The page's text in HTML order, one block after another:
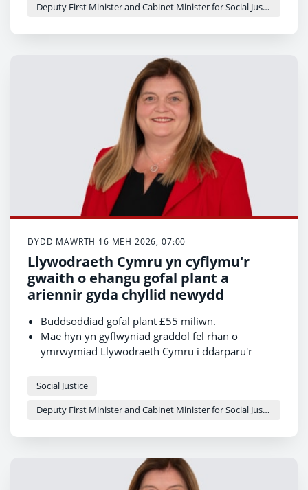
symleiddio systemau.
â thasglu gofal plant Llywodraeth Cymru i
gefnogi’r broses o gyflwyno’r cynnig yn raddol.
Deputy First Minister and Cabinet Minister for Social Justice and Equality - Sioned Williams
DYDD MAWRTH 16 MEH 2026, 07:00
Llywodraeth Cymru yn cyflymu'r
gwaith o ehangu gofal plant a
ariennir gyda chyllid newydd
Buddsoddiad gofal plant £55 miliwn.
Mae hyn yn gyflwyniad graddol fel rhan o
ymrwymiad Llywodraeth Cymru i ddarparu'r
DU.
Mae Wrecsam wedi ymuno ag Abertawe, Merthyr
plentyn dwy oed yn eu hardaloedd.
Social Justice
Deputy First Minister and Cabinet Minister for Social Justice and Equality - Sioned Williams